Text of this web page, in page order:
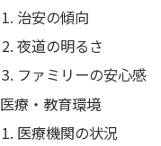
治安の傾向
夜道の明るさ
ファミリーの安心感
医療・教育環境
医療機関の状況